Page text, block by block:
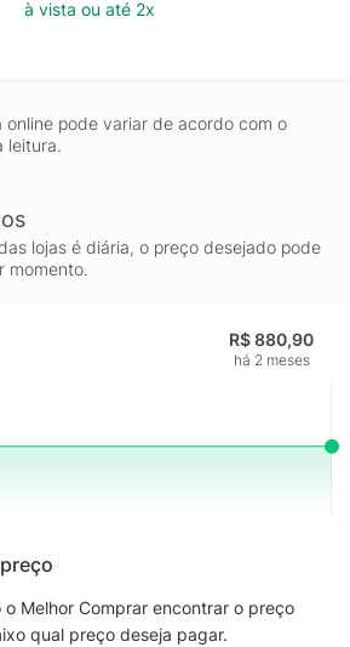
à vista ou até 2x
online pode variar de acordo com o
leitura.
lojas é diária, o preço desejado pode
momento.
R$ 880,90
há 2 meses
Melhor Comprar encontrar o preço
qual preço deseja pagar.